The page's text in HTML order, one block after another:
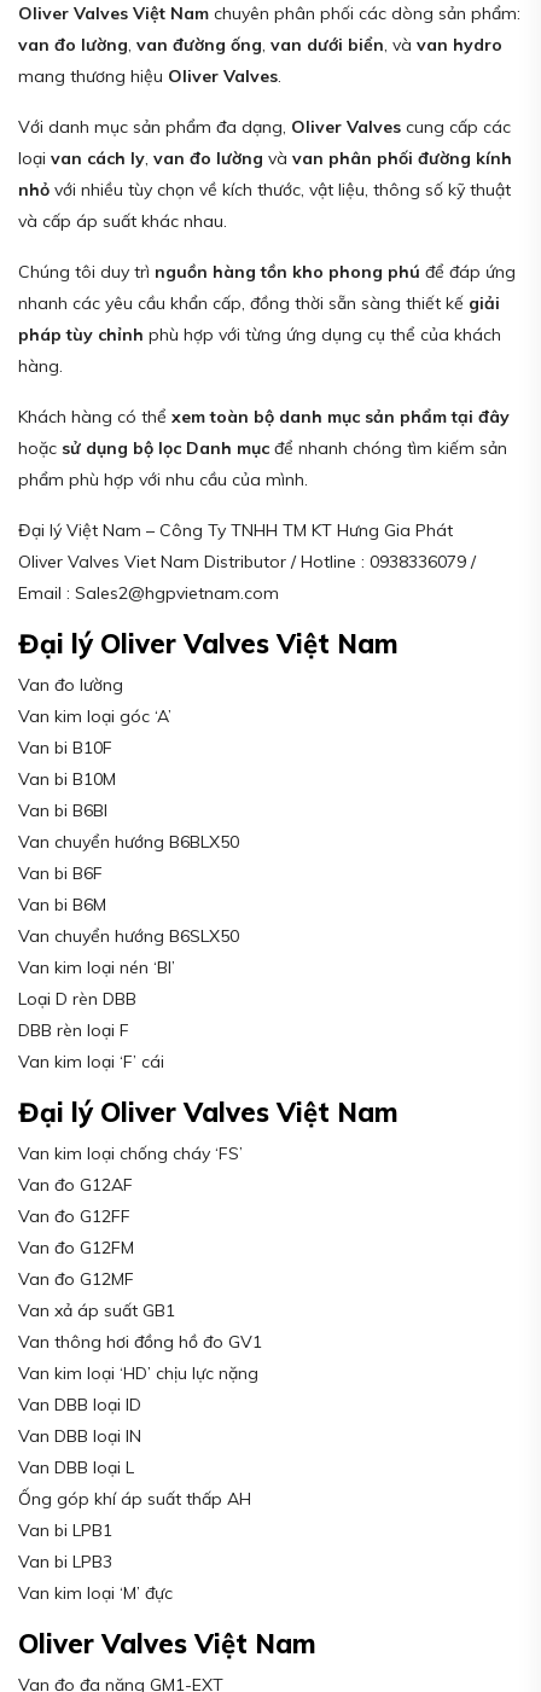
Oliver Valves Việt Nam chuyên phân phối các dòng sản phẩm:
van đo lường, van đường ống, van dưới biển, và van hydro
mang thương hiệu Oliver Valves.
Với danh mục sản phẩm đa dạng, Oliver Valves cung cấp các
loại van cách ly, van đo lường và van phân phối đường kính
nhỏ với nhiều tùy chọn về kích thước, vật liệu, thông số kỹ thuật
và cấp áp suất khác nhau.
Chúng tôi duy trì nguồn hàng tồn kho phong phú để đáp ứng
nhanh các yêu cầu khẩn cấp, đồng thời sẵn sàng thiết kế giải
pháp tùy chỉnh phù hợp với từng ứng dụng cụ thể của khách
hàng.
Khách hàng có thể xem toàn bộ danh mục sản phẩm tại đây
hoặc sử dụng bộ lọc Danh mục để nhanh chóng tìm kiếm sản
phẩm phù hợp với nhu cầu của mình.
Đại lý Việt Nam – Công Ty TNHH TM KT Hưng Gia Phát
Oliver Valves Viet Nam Distributor / Hotline : 0938336079 /
Email : Sales2@hgpvietnam.com
Đại lý Oliver Valves Việt Nam
Van đo lường
Van kim loại góc ‘A’
Van bi B10F
Van bi B10M
Van bi B6BI
Van chuyển hướng B6BLX50
Van bi B6F
Van bi B6M
Van chuyển hướng B6SLX50
Van kim loại nén ‘BI’
Loại D rèn DBB
DBB rèn loại F
Van kim loại ‘F’ cái
Đại lý Oliver Valves Việt Nam
Van kim loại chống cháy ‘FS’
Van đo G12AF
Van đo G12FF
Van đo G12FM
Van đo G12MF
Van xả áp suất GB1
Van thông hơi đồng hồ đo GV1
Van kim loại ‘HD’ chịu lực nặng
Van DBB loại ID
Van DBB loại IN
Van DBB loại L
Ống góp khí áp suất thấp AH
Van bi LPB1
Van bi LPB3
Van kim loại ‘M’ đực
Oliver Valves Việt Nam
Van đo đa năng GM1-EXT